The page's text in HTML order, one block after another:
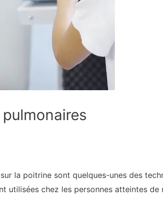
la poitrine sont quelques-unes des
utilisées chez les personnes atteintes de